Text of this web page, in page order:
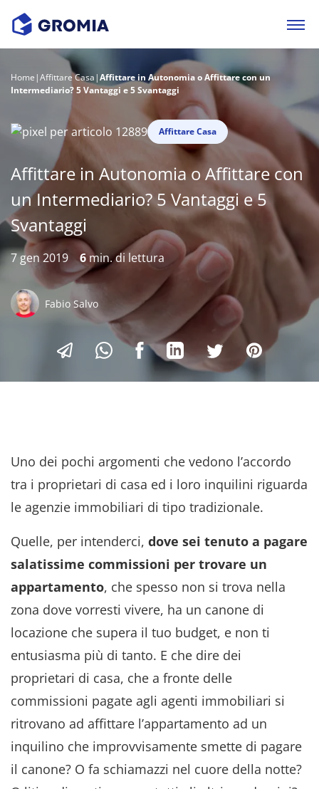
Home |Affittare Casa |Affittare in Autonomia o Affittare con un
Intermediario? 5 Vantaggi e 5 Svantaggi
Affittare Casa
Affittare in Autonomia o Affittare con
un Intermediario? 5 Vantaggi e 5
Svantaggi
7 gen 2019 6 min. di lettura
Fabio Salvo
Uno dei pochi argomenti che vedono l’accordo
tra i proprietari di casa ed i loro inquilini riguarda
le agenzie immobiliari di tipo tradizionale.
Quelle, per intenderci, dove sei tenuto a pagare
salatissime commissioni per trovare un
appartamento, che spesso non si trova nella
zona dove vorresti vivere, ha un canone di
locazione che supera il tuo budget, e non ti
entusiasma più di tanto. E che dire dei
proprietari di casa, che a fronte delle
commissioni pagate agli agenti immobiliari si
ritrovano ad affittare l’appartamento ad un
inquilino che improvvisamente smette di pagare
il canone? O fa schiamazzi nel cuore della notte?